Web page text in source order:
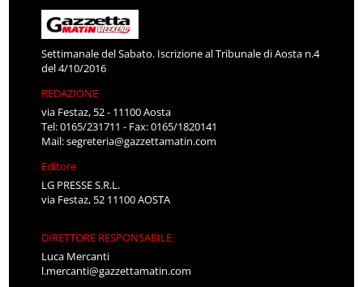
Settimanale del Sabato. Iscrizione al Tribunale di Aosta n.4
del 4/10/2016
REDAZIONE
via Festaz, 52 - 11100 Aosta
Tel: 0165/231711 - Fax: 0165/1820141
Mail:segreteria@gazzettamatin.com
Editore
LG PRESSE S.R.L.
via Festaz, 52 11100 AOSTA
DIRETTORE RESPONSABILE
Luca Mercanti
l.mercanti@gazzettamatin.com